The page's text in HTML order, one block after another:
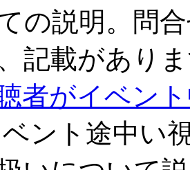
の説明。問
記載があり
聴者がイベン
ント途中い